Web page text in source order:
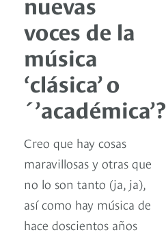
voces de la
música
‘clásica’ o
´’académica’?
Creo que hay cosas
maravillosas y otras que
no lo son tanto (ja, ja),
así como hay música de
hace doscientos años